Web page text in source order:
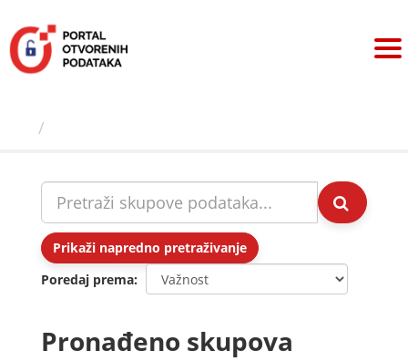
sadržaj
Prikaži napredno pretraživanje
Poredaj prema
Pronađeno skupova